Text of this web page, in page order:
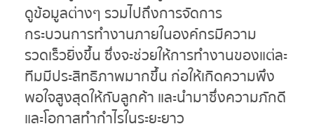
ดูข้อมูลต่างๆ รวมไปถึงการจัดการ
กระบวนการทำงานภายในองค์กรมีความ
รวดเร็วยิ่งขึ้น ซึ่งจะช่วยให้การทำงานของแต่ละ
ทีมมีประสิทธิภาพมากขึ้น ก่อให้เกิดความพึง
พอใจสูงสุดให้กับลูกค้า และนำมาซึ่งความภักดี
และโอกาสทำกำไรในระยะยาว